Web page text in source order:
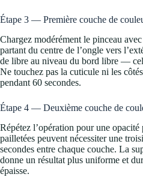
Étape 3 — Première couche de
Chargez modérément le pinceau
partant du centre de l’ongle vers
de libre au niveau du bord libre —
Ne touchez pas la cuticule ni les
pendant 60 secondes.
Étape 4 — Deuxième couche de
Répétez l’opération pour une
pailletées peuvent nécessiter une
secondes entre chaque couche. La
donne un résultat plus uniforme et
épaisse.